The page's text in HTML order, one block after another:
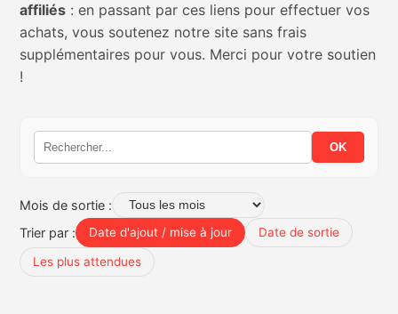
Nintendo Direct
Tests d’accessoires
Autres tests
Previews
affiliés: en passant par ces liens pour effectuer vos
achats, vous soutenez notre site sans frais
supplémentaires pour vous. Merci pour votre soutien
!
OK
Mois de sortie :
Trier par :
Date d'ajout / mise à jour Date de sortie
Les plus attendues